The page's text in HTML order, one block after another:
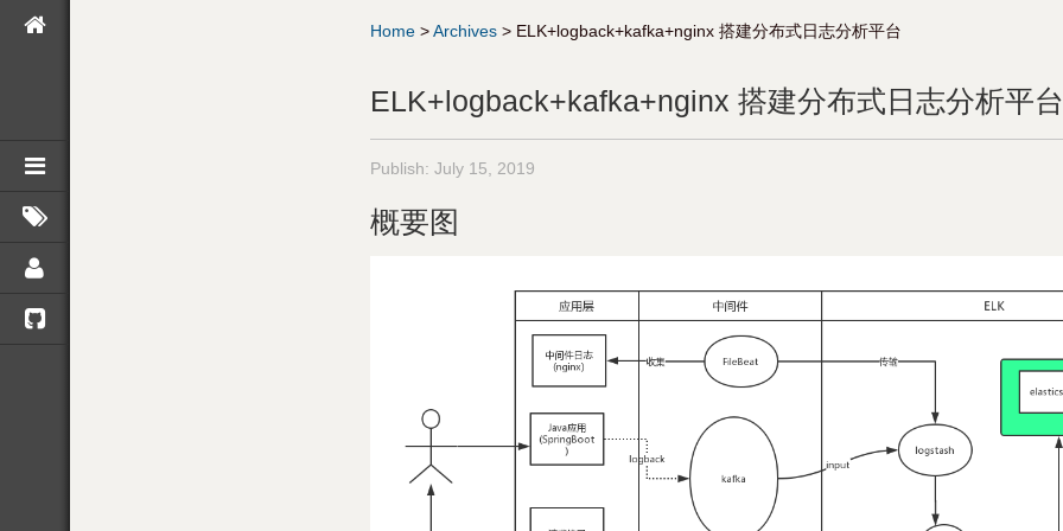
Home >Archives > ELK+logback+kafka+nginx 搭建分布式日志分析平台
ELK+logback+kafka+nginx 搭建分布式日志分析平台
Publish: July 15, 2019
概要图